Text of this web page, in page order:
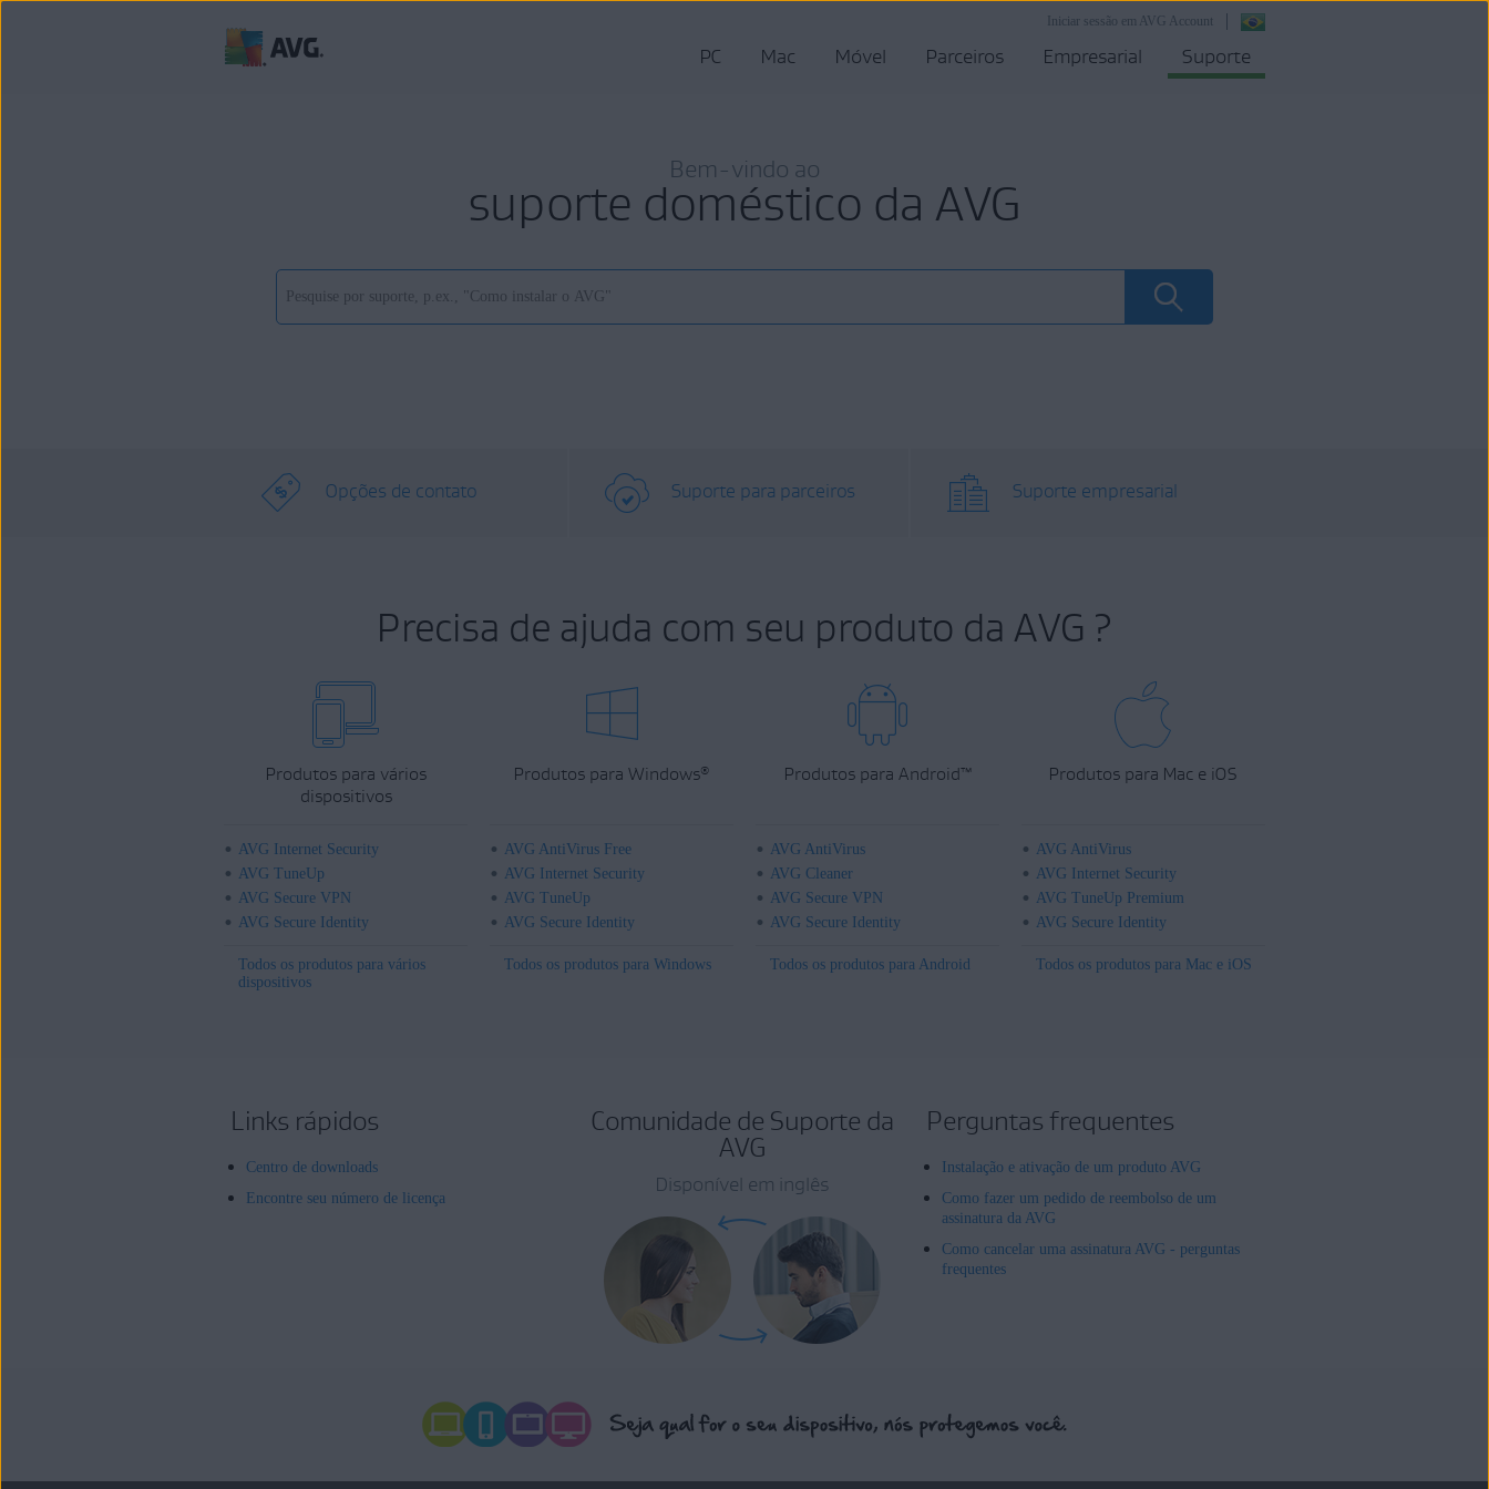
Iniciar sessão em AVG Account
PC Mac Móvel Parceiros Empresarial Suporte
Bem-vindo ao
suporte doméstico da AVG
Opções de contato Suporte para parceiros Suporte empresarial
Precisa de ajuda com seu produto da AVG ?
Produtos para vários
dispositivos
AVG Internet Security
AVG TuneUp
AVG Secure VPN
AVG Secure Identity
Todos os produtos para vários
dispositivos
Produtos para Windows®
AVG AntiVirus Free
AVG Internet Security
AVG TuneUp
AVG Secure Identity
Todos os produtos para Windows
Produtos para Android™
AVG AntiVirus
AVG Cleaner
AVG Secure VPN
AVG Secure Identity
Todos os produtos para Android
Produtos para Mac e iOS
AVG AntiVirus
AVG Internet Security
AVG TuneUp Premium
AVG Secure Identity
Todos os produtos para Mac e iOS
Links rápidos
Centro de downloads
Encontre seu número de licença
Comunidade de Suporte da
AVG
Disponível em inglês
Perguntas frequentes
Instalação e ativação de um produto AVG
Como fazer um pedido de reembolso de um
assinatura da AVG
Como cancelar uma assinatura AVG - perguntas
frequentes